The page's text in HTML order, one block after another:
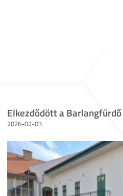
Elkezdődött a
2026-02-03